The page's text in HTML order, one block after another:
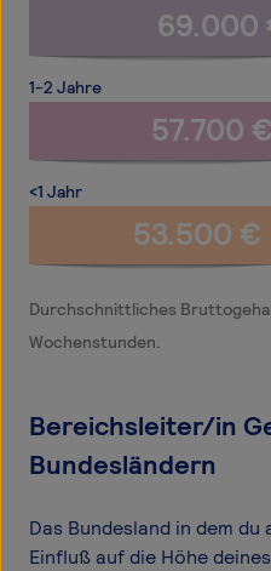
69.000
1-2 Jahre
57.700 €
<1 Jahr
53.500 €
Durchschnittliches
Wochenstunden.
Bereichsleiter/in
Bundesländern
Das Bundesland in dem
Einfluß auf die Höhe